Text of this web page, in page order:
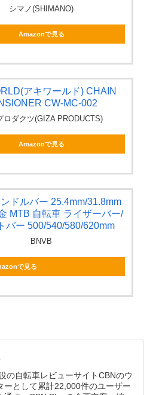
シマノ(SHIMANO)
Amazonで見る
アキワールド) CHAIN
CW-MC-002
ロダクツ(GIZA PRODUCTS)
Amazonで見る
ドルバー 25.4mm/31.8mm
MTB 自転車 ライザーバー/
バー 500/540/580/620mm
BNVB
で見る
の自転車レビューサイトCBNのウ
ーとして累計22,000件のユーザー